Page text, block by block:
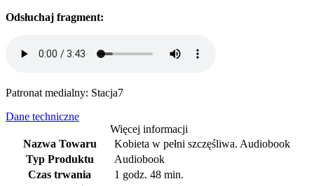
Odsłuchaj fragment:
Patronat medialny: Stacja7
Dane techniczne
Więcej informacji
Nazwa Towaru
Kobieta w pełni szczęśliwa. Audiobook
Typ Produktu
Audiobook
Czas trwania
1 godz. 48 min.